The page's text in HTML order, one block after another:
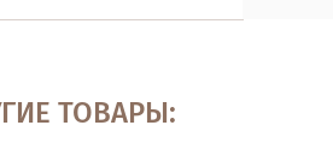
ТОВАРЫ: